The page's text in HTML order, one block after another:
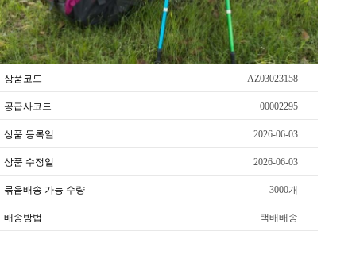
상품코드 AZ03023158
공급사코드 00002295
상품 등록일 2026-06-03
상품 수정일 2026-06-03
묶음배송 가능 수량 3000개
배송방법 택배배송